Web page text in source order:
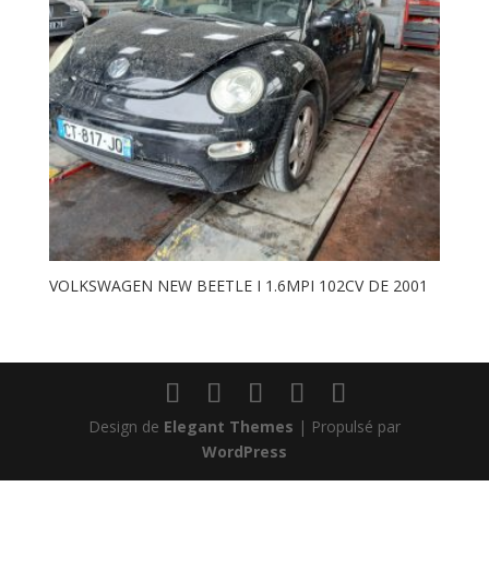
VOLKSWAGEN NEW BEETLE I 1.6MPI 102CV DE 2001
Design de Elegant Themes | Propulsé par
WordPress